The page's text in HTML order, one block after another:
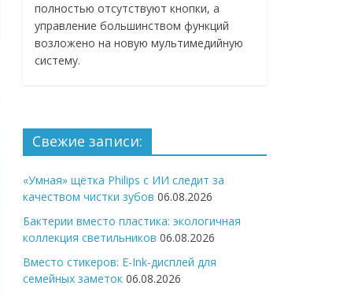
полностью отсутствуют кнопки, а
управление большинством функций
возложено на новую мультимедийную
систему.
Свежие записи:
«Умная» щётка Philips с ИИ следит за
качеством чистки зубов 06.08.2026
Бактерии вместо пластика: экологичная
коллекция светильников 06.08.2026
Вместо стикеров: E-Ink-дисплей для
семейных заметок 06.08.2026